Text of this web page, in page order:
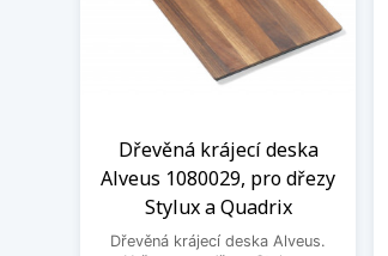
Dřevěná krájecí deska
Alveus 1080029, pro dřezy
Stylux a Quadrix
Dřevěná krájecí deska Alveus.